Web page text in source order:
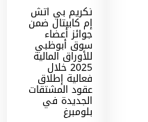
تكريم بي اتش
إم كابيتال ضمن
جوائز أعضاء
سوق أبوظبي
للأوراق المالية
2025 خلال
فعالية إطلاق
عقود المشتقات
الجديدة في
بلومبرغ